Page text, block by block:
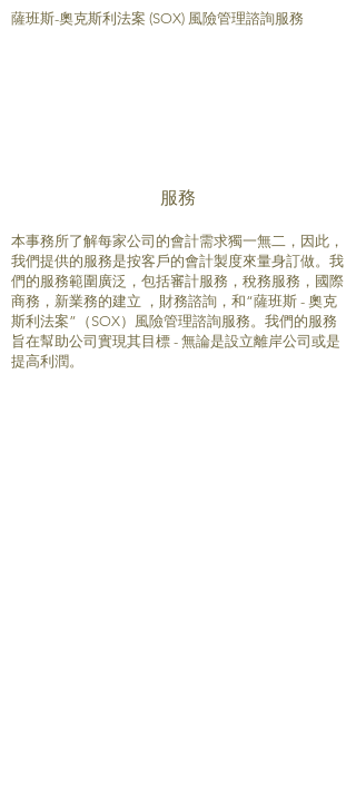
薩班斯-奧克斯利法案 (SOX) 風險管理諮詢服務
服務
本事務所了解每家公司的會計需求獨一無二，因此，
我們提供的服務是按客戶的會計製度來量身訂做。我
們的服務範圍廣泛，包括審計服務，稅務服務，國際
商務，新業務的建立 ，財務諮詢，和“薩班斯 - 奧克
斯利法案”（SOX）風險管理諮詢服務。我們的服務
旨在幫助公司實現其目標 - 無論是設立離岸公司或是
提高利潤。